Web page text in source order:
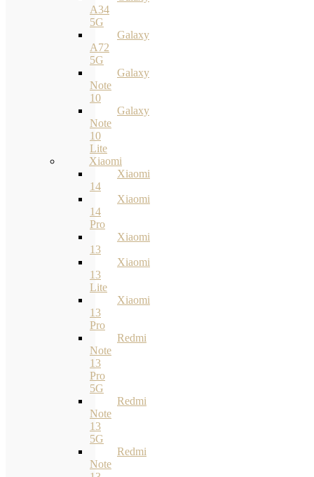
A34
5G
Galaxy
A72
5G
Galaxy
Note
10
Galaxy
Note
10
Lite
Xiaomi
Xiaomi
14
Xiaomi
14
Pro
Xiaomi
13
Xiaomi
13
Lite
Xiaomi
13
Pro
Redmi
Note
13
Pro
5G
Redmi
Note
13
5G
Redmi
Note